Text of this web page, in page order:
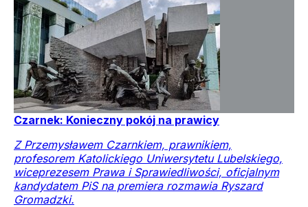
Czarnek: Konieczny pokój na prawicy
Z Przemysławem Czarnkiem, prawnikiem,
profesorem Katolickiego Uniwersytetu Lubelskiego,
wiceprezesem Prawa i Sprawiedliwości, oficjalnym
kandydatem PiS na premiera rozmawia Ryszard
Gromadzki.